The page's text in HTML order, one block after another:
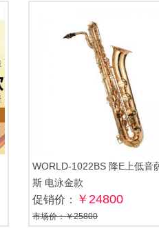
WORLD-1022BS 降E上低音
斯 电泳金款
促销价： ￥24800
市场价：￥25800